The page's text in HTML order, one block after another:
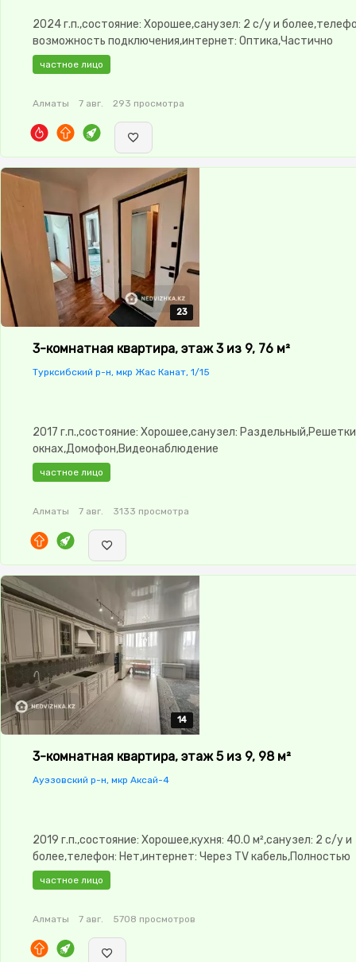
2024 г.п.,состояние: Хорошее,санузел: 2 с/у и
возможность подключения,интернет: Оптика,Частично
меблирована,Частично меблирована,паркинг: Рядом
стоянка,Охрана,Видеонаблюдение,Видеодомофон,Комнаты
частное лицо
Алматы 7 авг. 293 просмотра
23
23
23
23
23
3-комнатная квартира, этаж 3 из 9, 76 м²
Турксибский р-н, мкр Жас Канат, 1/15
2017 г.п.,состояние: Хорошее,санузел:
окнах,Домофон,Видеонаблюдение
частное лицо
Алматы 7 авг. 3133 просмотра
14
14
14
14
14
3-комнатная квартира, этаж 5 из 9, 98 м²
Ауэзовский р-н, мкр Аксай-4
2019 г.п.,состояние: Хорошее,кухня: 40.0 м²,санузел: 2 с/у и
более,телефон: Нет,интернет: Через TV кабель,Полностью
меблирована,Полностью меблирована,паркинг: Рядом
стоянка,Охрана,Домофон,Видеонаблюдение,Пластиковые
студия,Встроенная кухня,Счётчики,Тихий
частное лицо
Алматы 7 авг. 5708 просмотров